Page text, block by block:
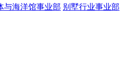
与海洋馆事业部 别墅行业事业部